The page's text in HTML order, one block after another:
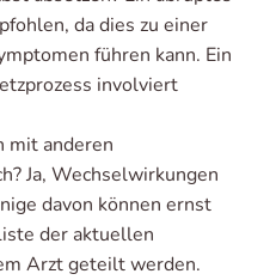
da dies zu einer
führen kann. Ein
involviert
mit anderen
Ja, Wechselwirkungen
davon können ernst
der aktuellen
Arzt geteilt werden.